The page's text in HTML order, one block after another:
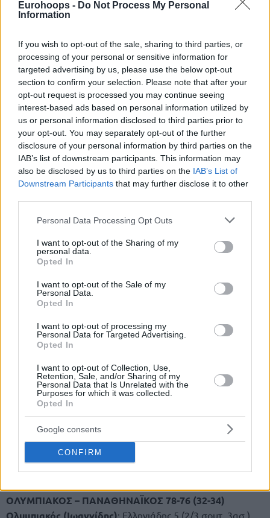
Eurohoops - Do Not Process My Personal
Information
If you wish to opt-out of the sale, sharing to third parties, or
processing of your personal or sensitive information for
targeted advertising by us, please use the below opt-out
section to confirm your selection. Please note that after your
opt-out request is processed you may continue seeing
interest-based ads based on personal information utilized by
us or personal information disclosed to third parties prior to
your opt-out. You may separately opt-out of the further
disclosure of your personal information by third parties on the
IAB’s list of downstream participants. This information may
also be disclosed by us to third parties on the IAB’s List of
Downstream Participants that may further disclose it to other
Please note that this website/app uses one or more Google
not limited to your visit or usage behaviour. You may click to
grant or deny consent to Google and its third-party tags to
use your data for below specified purposes in below Google
consent section.
Personal Data Processing Opt Outs
I want to opt-out of the Sharing of my
personal data.
Opted In
I want to opt-out of the Sale of my
Personal Data.
Opted In
I want to opt-out of processing my
Personal Data for Targeted Advertising.
Opted In
I want to opt-out of Collection, Use,
Retention, Sale, and/or Sharing of my
Personal Data that Is Unrelated with the
Purposes for which it was collected.
Opted In
Google consents
CONFIRM
39 pts | 13/19 2PT | 13/18 FT | 5 reb | 2 blk | 2 tov | 40 min
Από το ίδιο παιχνίδι κρατά κι η δεύτερη πιο παραγωγική
εμφάνιση με 35 πόντους (9/14δίπ., 4/10τρίπ., 5/6β. σε 39′)
διά χειρόςΆριαν Κόμαζετς
αργότερα να αλλάζει “αιώνιους” αντιπάλους
(Παναθηναϊκός 1992-93, Ολυμπιακός 1998-99 συν
2001).
ΟΛΥΜΠΙΑΚΟΣ – ΠΑΝΑΘΗΝΑΪΚΟΣ 78-76 (32-34)
Ολυμπιακός (Ιωαννίδης): Ελληνιάδης 5 (2/3 σουτ, 3ασ.),